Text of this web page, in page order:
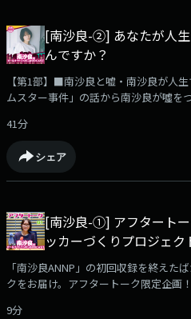
組公式Xアカウント@ann_podcast
[南沙良-②] あなたが人
んですか？
【第1部】■南沙良と嘘・南沙良が人
ムスター事件」の話から南沙良が噓を
部】■南沙良の好き語り～サメ映画編
みる夢」みたいで好きだという南沙良
「MEGザ・モンスター」、「シャーク
■「あたし、能力者」「どんなにガラ
力を持つ南沙良のように「能力」を持
す。・南沙良の新しい能力も公開。～
～・～・～radikoアプリでお聴きいた
式Xアカウント@ann_podcast
41分
シェア
[南沙良-①] アフタート
ッカーづくりプロジェク
「南沙良ANNP」の初回収録を終えた
クをお届け。アフタートーク限定企画
リスナーの皆さんと作り上げます！イ
9分